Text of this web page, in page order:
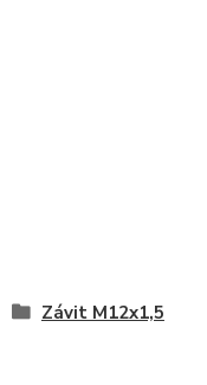
Závit M12x1,5